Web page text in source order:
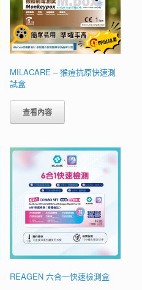
MILACARE – 猴痘抗原快速測
試盒
查看內容
REAGEN 六合一快速檢測盒